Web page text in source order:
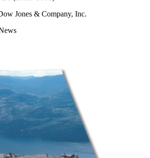
Jones & Company, Inc.